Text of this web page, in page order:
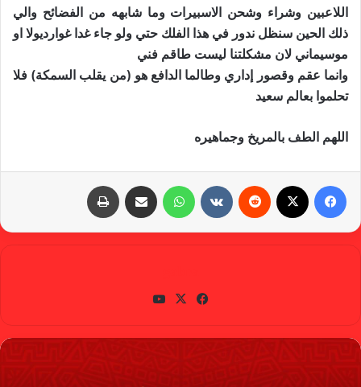
اللاعبين وشراء وشحن الاسبيرات وما شابهه من الفضائح والي
ذلك الحين سنظل ندور في هذا الفلك حتي ولو جاء غدا غوارديولا او
موسيماني لان مشكلتنا ليست طاقم فني
وانما عقم وقصور إداري وطالما الدافع هو (من يقلب السمكة) فلا
تحلموا بعالم سعيد
اللهم الطف بالمريخ وجماهيره
واتساب
في
وك
X